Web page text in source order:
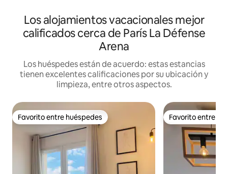
Los alojamientos vacacionales mejor
calificados cerca de París La Défense
Arena
Los huéspedes están de acuerdo: estas estancias
tienen excelentes calificaciones por su ubicación y
limpieza, entre otros aspectos.
Favorito entre huéspedes
Favorito entre huéspedes Favorito entre
Favorito entre